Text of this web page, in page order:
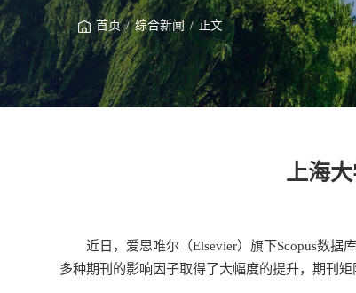
首页/综合新闻 / 正文
上海
近日，爱思唯尔（Elsevier）旗下Scopus数据
多种期刊的影响因子取得了大幅度的提升，期刊矩